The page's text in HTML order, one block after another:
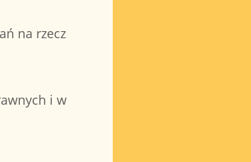
na rzecz
i w